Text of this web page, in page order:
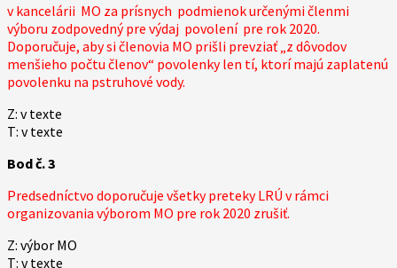
v kancelárii MO za prísnych podmienok určenými členmi
výboru zodpovedný pre výdaj povolení pre rok 2020.
Doporučuje, aby si členovia MO prišli prevziať „z dôvodov
menšieho počtu členov“ povolenky len tí, ktorí majú zaplatenú
povolenku na pstruhové vody.
Z: v texte
T: v texte
Bod č. 3
Predsedníctvo doporučuje všetky preteky LRÚ v rámci
organizovania výborom MO pre rok 2020 zrušiť.
Z: výbor MO
T: v texte